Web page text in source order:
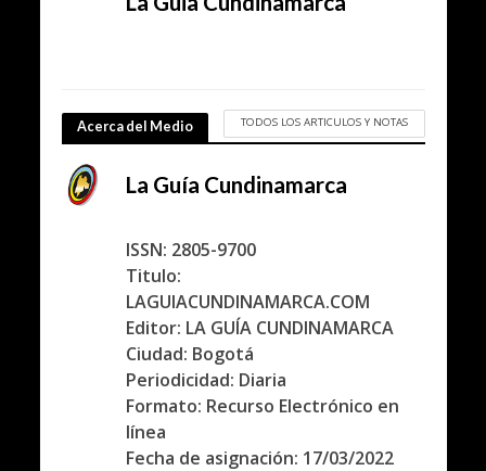
Acerca del Medio TODOS LOS ARTICULOS Y NOTAS
La Guía Cundinamarca
ISSN: 2805-9700
Titulo:
LAGUIACUNDINAMARCA.COM
Editor: LA GUÍA CUNDINAMARCA
Ciudad: Bogotá
Periodicidad: Diaria
Formato: Recurso Electrónico en
línea
Fecha de asignación: 17/03/2022